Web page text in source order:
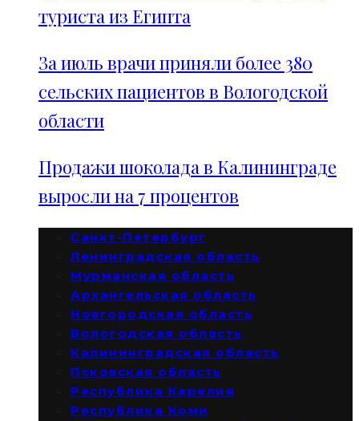
туриста из Египта
За июль врачи приняли более 380
сельских пациентов в Вологодской
области
Продажи шоколада в Калининграде
выросли на 7 процентов
Санкт-Петербург
Ленинградская область
Мурманская область
Архангельская область
Новгородская область
Вологодская область
Калининградская область
Псковская область
Республика Карелия
Республика Коми